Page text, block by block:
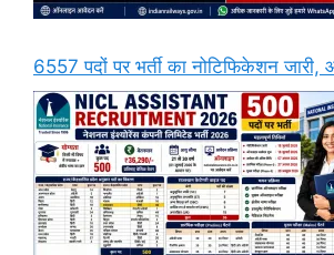
6557 पदों पर भर्ती का नोटिफिकेशन